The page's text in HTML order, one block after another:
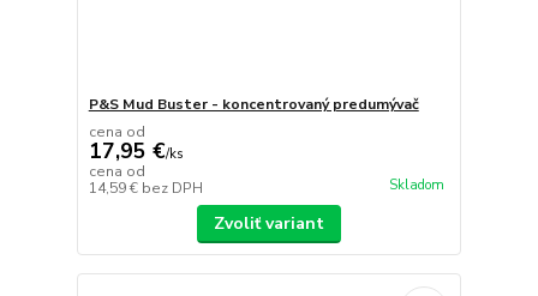
P&S Mud Buster - koncentrovaný predumývač
cena od
17,95 €/ks
cena od
14,59 € bez DPH Skladom
Zvoliť variant